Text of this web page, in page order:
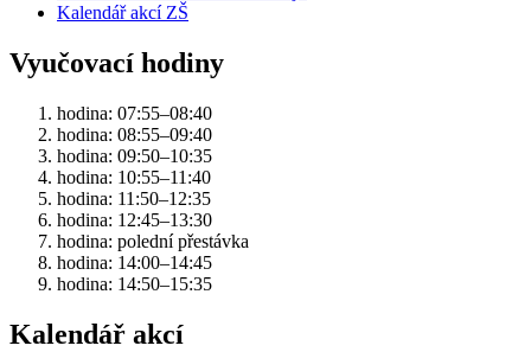
Kalendář akcí ZŠ
Vyučovací hodiny
hodina: 07:55–08:40
hodina: 08:55–09:40
hodina: 09:50–10:35
hodina: 10:55–11:40
hodina: 11:50–12:35
hodina: 12:45–13:30
hodina: polední přestávka
hodina: 14:00–14:45
hodina: 14:50–15:35
Kalendář akcí